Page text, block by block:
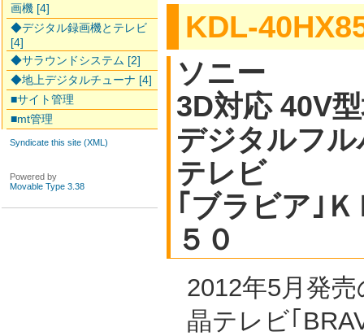
KDL-
ソニー
3D対応 40V
デジタルフ
テレビ
｢ブラビア｣
５０
2012年5月発
晶テレビ｢
画機 [4]
◆デジタル録画機とテレビ
[4]
◆サラウンドシステム [2]
◆地上デジタルチューナ [4]
■サイト管理
■mt管理
Syndicate this site (XML)
Powered by
Movable Type 3.38